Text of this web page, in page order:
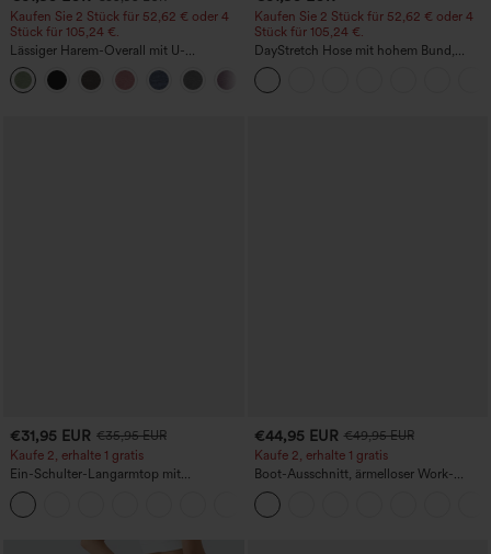
Kaufen Sie 2 Stück für 52,62 € oder 4
Stück für 105,24 €.
Lässiger Harem-Overall mit U-
Ausschnitt und Taschen - Easy Peezy
Edition
Kaufen Sie 2 Stück für 52,62 € oder 4
Stück für 105,24 €.
DayStretch Hose mit hohem Bund,
Barrel-Leg und Taschen
€31,95 EUR €35,95 EUR
Kaufe 2, erhalte 1 gratis
Ein-Schulter-Langarmtop mit
Daumenloch, geschwungener Saum
(High-Low), schnell trocknend – Yoga-
Sporttop mit integriertem BH
€44,95 EUR €49,95 EUR
Kaufe 2, erhalte 1 gratis
Boot-Ausschnitt, ärmelloser Work-
Jumpsuit mit seitlicher Bindung,
kühlender Cool-Touch-Effekt, gestreift
und mit Taschen – Easy Peezy Edition